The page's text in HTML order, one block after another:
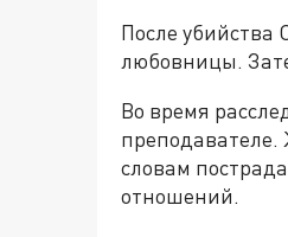
После убийства
любовницы.
Во время
словам
отношений.